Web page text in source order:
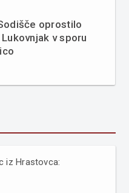
oprostilo
v sporu
iz Hrastovca: